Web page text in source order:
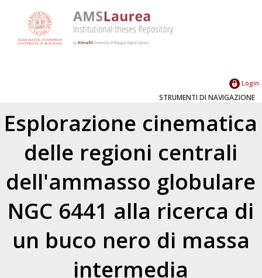
Login
STRUMENTI DI NAVIGAZIONE
Esplorazione cinematica
delle regioni centrali
dell'ammasso globulare
NGC 6441 alla ricerca di
un buco nero di massa
intermedia